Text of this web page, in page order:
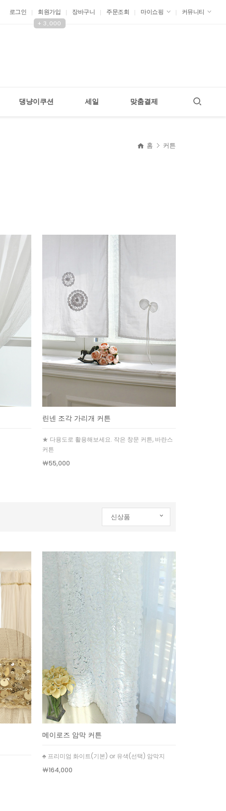
로그인 회원가입
+ 3,000
장바구니 주문조회 마이쇼핑 커뮤니티
댕냥이쿠션 세일 맞춤결제
현재 위치
홈 커튼
린넨 조각 가리개 커튼
★ 다용도로 활용해보세요. 작은 창문 커튼, 바란스
커튼
￦55,000
신상품
인기순
상품명
낮은가격
높은가격
제조사
메이로즈 암막 커튼
♣ 프리미엄 화이트(기본) or 유색(선택) 암막지
￦164,000